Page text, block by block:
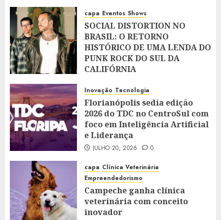
capa Eventos Shows
SOCIAL DISTORTION NO
BRASIL: O RETORNO
HISTÓRICO DE UMA LENDA DO
PUNK ROCK DO SUL DA
CALIFÓRNIA
Inovação Tecnologia
Florianópolis sedia edição
2026 do TDC no CentroSul com
foco em Inteligência Artificial
e Liderança
JULHO 20, 2026 0
capa Clínica Veterinária
Empreendedorismo
Campeche ganha clínica
veterinária com conceito
inovador